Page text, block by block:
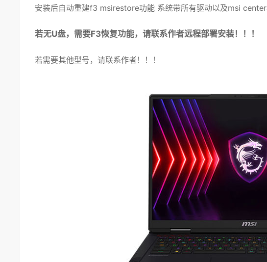
安装后自动重建f3 msirestore功能 系统带所有驱动以及msi
若无U盘，需要F3恢复功能，请联系作者远程部署安装！！！
若需要其他型号，请联系作者！！！